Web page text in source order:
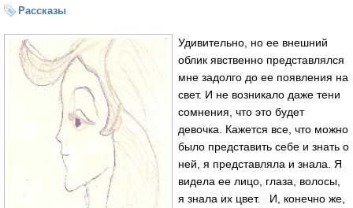
Рассказы
Удивительно, но ее внешний
облик явственно представлялся
мне задолго до ее появления на
свет. И не возникало даже тени
сомнения, что это будет
девочка. Кажется все, что можно
было представить себе и знать о
ней, я представляла и знала. Я
видела ее лицо, глаза, волосы,
я знала их цвет. И, конечно же,